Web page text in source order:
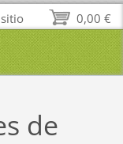
de
0,00 €